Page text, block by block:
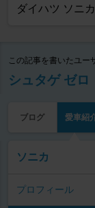
ダイハツ ソニ
この記事を書いたユー
シュタゲ ゼロ
ブログ 愛車紹
ソニカ
プロフィール